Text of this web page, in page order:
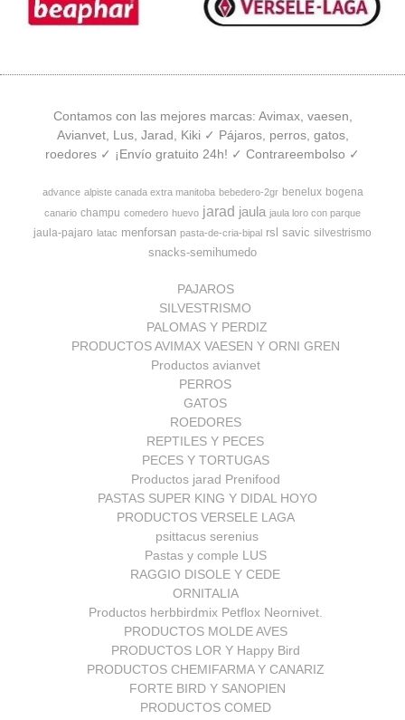
Contamos con las mejores marcas: Avimax, vaesen,
Avianvet, Lus, Jarad, Kiki ✓ Pájaros, perros, gatos,
roedores ✓ ¡Envío gratuito 24h! ✓ Contrareembolso ✓
advance alpiste canada extra manitoba bebedero-2gr benelux bogena
canario champu comedero huevo jarad jaula jaula loro con parque
jaula-pajaro latac menforsan pasta-de-cria-bipal rsl savic silvestrismo
snacks-semihumedo
PAJAROS
SILVESTRISMO
PALOMAS Y PERDIZ
PRODUCTOS AVIMAX VAESEN Y ORNI GREN
Productos avianvet
PERROS
GATOS
ROEDORES
REPTILES Y PECES
PECES Y TORTUGAS
Productos jarad Prenifood
PASTAS SUPER KING Y DIDAL HOYO
PRODUCTOS VERSELE LAGA
psittacus serenius
Pastas y comple LUS
RAGGIO DISOLE Y CEDE
ORNITALIA
Productos herbbirdmix Petflox Neornivet.
PRODUCTOS MOLDE AVES
PRODUCTOS LOR Y Happy Bird
PRODUCTOS CHEMIFARMA Y CANARIZ
FORTE BIRD Y SANOPIEN
PRODUCTOS COMED